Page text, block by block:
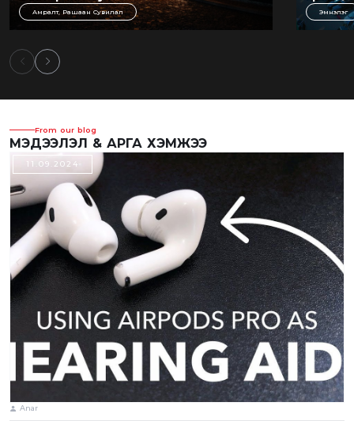
Амралт, Рашаан Сувилал Эмнэлэг
From our blog
МЭДЭЭЛЭЛ & АРГА ХЭМЖЭЭ
11.09.2024
Anar